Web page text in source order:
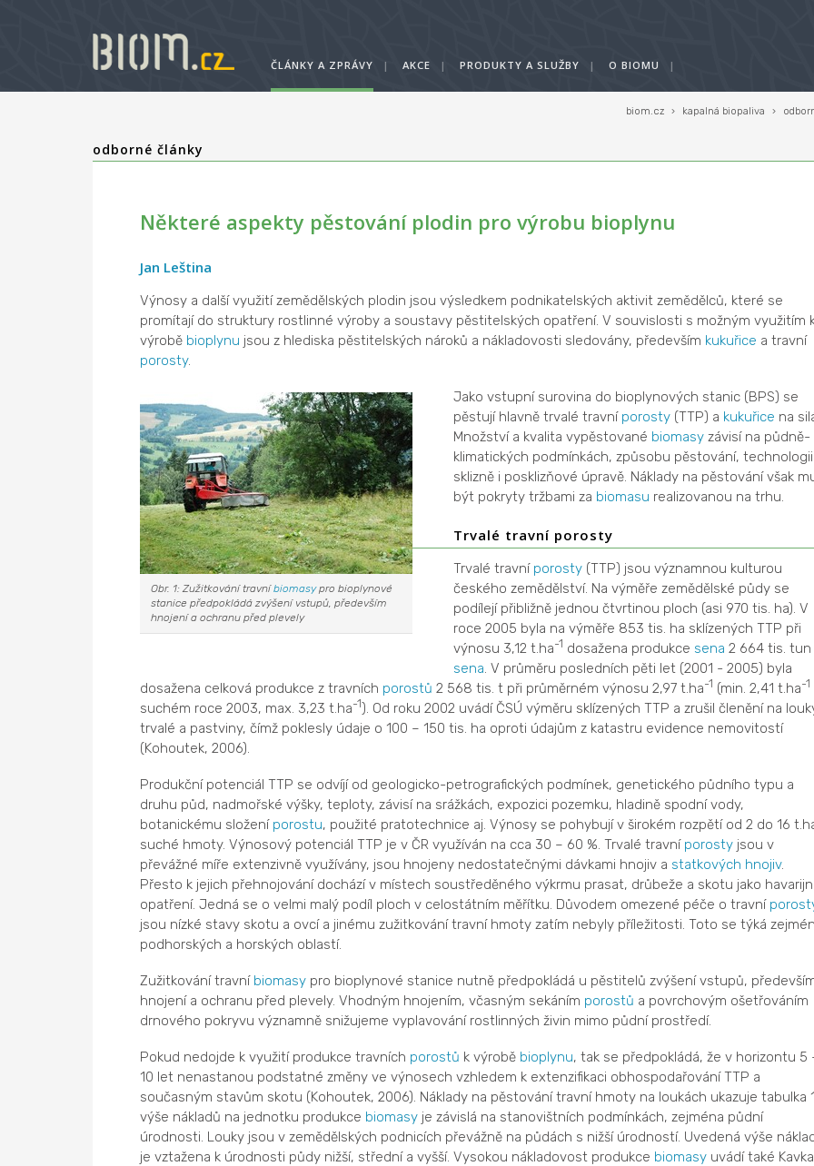
ČLÁNKY A ZPRÁVY | AKCE | PRODUKTY A SLUŽBY | O BIOMU |
biom.cz › kapalná biopaliva ›
odborné články
Některé aspekty pěstování plodin pro výrobu bioplynu
Jan Leština
Výnosy a další využití zemědělských plodin jsou výsledkem podnikatelských aktivit zemědělců, které se
promítají do struktury rostlinné výroby a soustavy pěstitelských opatření. V souvislosti s možným využitím
výrobě bioplynu jsou z hlediska pěstitelských nároků a nákladovosti sledovány, především kukuřice a travní
porosty.
Obr. 1: Zužitkování travníbiomasypro bioplynové
stanice předpokládá zvýšení vstupů, především
hnojení a ochranu před plevely
Jako vstupní surovina do bioplynových stanic (BPS) se
pěstují hlavně trvalé travní porosty(TTP) a kukuřice na
Množství a kvalita vypěstované biomasyzávisí na půdně-
klimatických podmínkách, způsobu pěstování, technologii
sklizně i posklizňové úpravě. Náklady na pěstování však
být pokryty tržbami za biomasu realizovanou na trhu.
Trvalé travní porosty
Trvalé travní porosty(TTP) jsou významnou kulturou
českého zemědělství. Na výměře zemědělské půdy se
podílejí přibližně jednou čtvrtinou ploch (asi 970 tis. ha). V
roce 2005 byla na výměře 853 tis. ha sklízených TTP při
výnosu 3,12 t.ha-1 dosažena produkce sena 2 664 tis. tun
sena . V průměru posledních pěti let (2001 - 2005) byla
dosažena celková produkce z travních porostů 2 568 tis. t při průměrném výnosu 2,97 t.ha-1 (min. 2,41 t.ha-1
suchém roce 2003, max. 3,23 t.ha-1). Od roku 2002 uvádí ČSÚ výměru sklízených TTP a zrušil členění na
trvalé a pastviny, čímž poklesly údaje o 100 – 150 tis. ha oproti údajům z katastru evidence nemovitostí
(Kohoutek, 2006).
Produkční potenciál TTP se odvíjí od geologicko-petrografických podmínek, genetického půdního typu a
druhu půd, nadmořské výšky, teploty, závisí na srážkách, expozici pozemku, hladině spodní vody,
botanickému složení porostu, použité pratotechnice aj. Výnosy se pohybují v širokém rozpětí od 2 do 16
suché hmoty. Výnosový potenciál TTP je v ČR využíván na cca 30 – 60 %. Trvalé travní porostyjsou v
převážné míře extenzivně využívány, jsou hnojeny nedostatečnými dávkami hnojiv a statkových hnojiv.
Přesto k jejich přehnojování dochází v místech soustředěného výkrmu prasat, drůbeže a skotu jako
opatření. Jedná se o velmi malý podíl ploch v celostátním měřítku. Důvodem omezené péče o travní
jsou nízké stavy skotu a ovcí a jinému zužitkování travní hmoty zatím nebyly příležitosti. Toto se týká
podhorských a horských oblastí.
Zužitkování travní biomasypro bioplynové stanice nutně předpokládá u pěstitelů zvýšení vstupů,
hnojení a ochranu před plevely. Vhodným hnojením, včasným sekáním porostů a povrchovým ošetřováním
drnového pokryvu významně snižujeme vyplavování rostlinných živin mimo půdní prostředí.
Pokud nedojde k využití produkce travních porostů k výrobě bioplynu, tak se předpokládá, že v horizontu 5
10 let nenastanou podstatné změny ve výnosech vzhledem k extenzifikaci obhospodařování TTP a
současným stavům skotu (Kohoutek, 2006). Náklady na pěstování travní hmoty na loukách ukazuje tabulka
výše nákladů na jednotku produkce biomasyje závislá na stanovištních podmínkách, zejména půdní
úrodnosti. Louky jsou v zemědělských podnicích převážně na půdách s nižší úrodností. Uvedená výše
je vztažena k úrodnosti půdy nižší, střední a vyšší. Vysokou nákladovost produkce biomasyuvádí také Kavka